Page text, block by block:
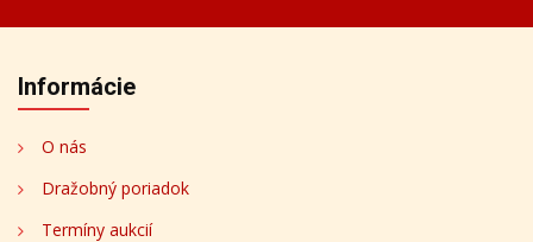
Informácie
O nás
Dražobný poriadok
Termíny aukcií